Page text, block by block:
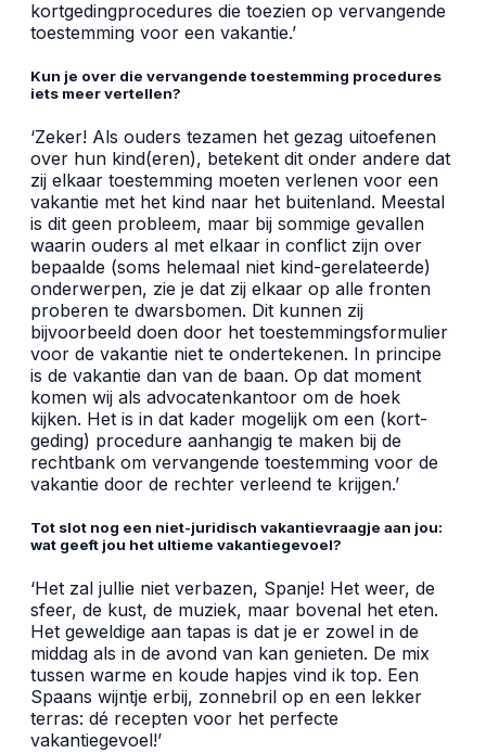
kortgedingprocedures die toezien op vervangende
toestemming voor een vakantie.’
Kun je over die vervangende toestemming procedures
iets meer vertellen?
‘Zeker! Als ouders tezamen het gezag uitoefenen
over hun kind(eren), betekent dit onder andere dat
zij elkaar toestemming moeten verlenen voor een
vakantie met het kind naar het buitenland. Meestal
is dit geen probleem, maar bij sommige gevallen
waarin ouders al met elkaar in conflict zijn over
bepaalde (soms helemaal niet kind-gerelateerde)
onderwerpen, zie je dat zij elkaar op alle fronten
proberen te dwarsbomen. Dit kunnen zij
bijvoorbeeld doen door het toestemmingsformulier
voor de vakantie niet te ondertekenen. In principe
is de vakantie dan van de baan. Op dat moment
komen wij als advocatenkantoor om de hoek
kijken. Het is in dat kader mogelijk om een (kort-
geding) procedure aanhangig te maken bij de
rechtbank om vervangende toestemming voor de
vakantie door de rechter verleend te krijgen.’
Tot slot nog een niet-juridisch vakantievraagje aan jou:
wat geeft jou het ultieme vakantiegevoel?
‘Het zal jullie niet verbazen, Spanje! Het weer, de
sfeer, de kust, de muziek, maar bovenal het eten.
Het geweldige aan tapas is dat je er zowel in de
middag als in de avond van kan genieten. De mix
tussen warme en koude hapjes vind ik top. Een
Spaans wijntje erbij, zonnebril op en een lekker
terras: dé recepten voor het perfecte
vakantiegevoel!’